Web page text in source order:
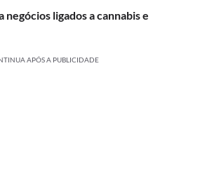
ligados a cannabis e
APÓS A PUBLICIDADE